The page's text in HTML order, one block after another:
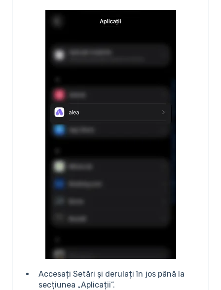
Accesați Setări și derulați în jos până la
secțiunea „Aplicații”.